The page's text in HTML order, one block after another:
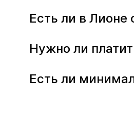
Есть ли в Лионе
Нужно ли
Есть ли